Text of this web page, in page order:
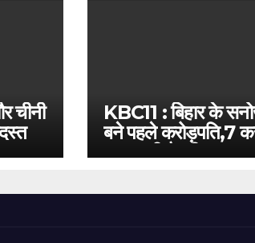
चीनी
KBC11 : बिहार के
बने पहले करोड़पति,7
बस इतनी है दूरी